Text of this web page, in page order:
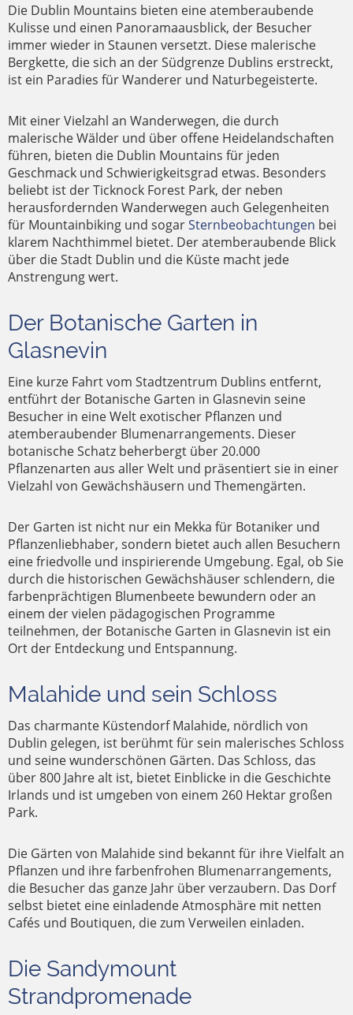
Die Dublin Mountains bieten eine atemberaubende
Kulisse und einen Panoramaausblick, der Besucher
immer wieder in Staunen versetzt. Diese malerische
Bergkette, die sich an der Südgrenze Dublins erstreckt,
ist ein Paradies für Wanderer und Naturbegeisterte.
Mit einer Vielzahl an Wanderwegen, die durch
malerische Wälder und über offene Heidelandschaften
führen, bieten die Dublin Mountains für jeden
Geschmack und Schwierigkeitsgrad etwas. Besonders
beliebt ist der Ticknock Forest Park, der neben
herausfordernden Wanderwegen auch Gelegenheiten
für Mountainbiking und sogarSternbeobachtungen bei
klarem Nachthimmel bietet. Der atemberaubende Blick
über die Stadt Dublin und die Küste macht jede
Anstrengung wert.
Der Botanische Garten in
Glasnevin
Eine kurze Fahrt vom Stadtzentrum Dublins entfernt,
entführt der Botanische Garten in Glasnevin seine
Besucher in eine Welt exotischer Pflanzen und
atemberaubender Blumenarrangements. Dieser
botanische Schatz beherbergt über 20.000
Pflanzenarten aus aller Welt und präsentiert sie in einer
Vielzahl von Gewächshäusern und Themengärten.
Der Garten ist nicht nur ein Mekka für Botaniker und
Pflanzenliebhaber, sondern bietet auch allen Besuchern
eine friedvolle und inspirierende Umgebung. Egal, ob Sie
durch die historischen Gewächshäuser schlendern, die
farbenprächtigen Blumenbeete bewundern oder an
einem der vielen pädagogischen Programme
teilnehmen, der Botanische Garten in Glasnevin ist ein
Ort der Entdeckung und Entspannung.
Malahide und sein Schloss
Das charmante Küstendorf Malahide, nördlich von
Dublin gelegen, ist berühmt für sein malerisches Schloss
und seine wunderschönen Gärten. Das Schloss, das
über 800 Jahre alt ist, bietet Einblicke in die Geschichte
Irlands und ist umgeben von einem 260 Hektar großen
Park.
Die Gärten von Malahide sind bekannt für ihre Vielfalt an
Pflanzen und ihre farbenfrohen Blumenarrangements,
die Besucher das ganze Jahr über verzaubern. Das Dorf
selbst bietet eine einladende Atmosphäre mit netten
Cafés und Boutiquen, die zum Verweilen einladen.
Die Sandymount
Strandpromenade